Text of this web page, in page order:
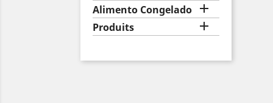
Alimento Congelado 
Produits 